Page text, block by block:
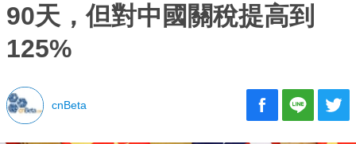
90天，但對中國關稅提高到
125%
cnBeta